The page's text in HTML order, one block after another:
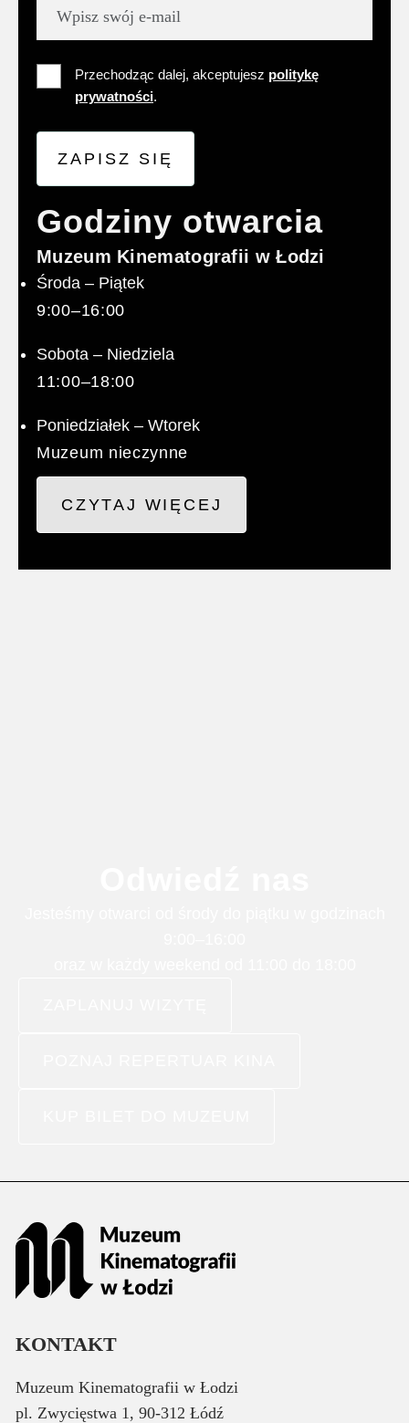
Przechodząc dalej, akceptujesz politykę
prywatności.
ZAPISZ SIĘ
Godziny otwarcia
Muzeum Kinematografii w Łodzi
Środa – Piątek
9:00–16:00
Sobota – Niedziela
11:00–18:00
Poniedziałek – Wtorek
Muzeum nieczynne
CZYTAJ WIĘCEJ
KONTAKT
Muzeum Kinematografii w Łodzi
pl. Zwycięstwa 1, 90-312 Łódź